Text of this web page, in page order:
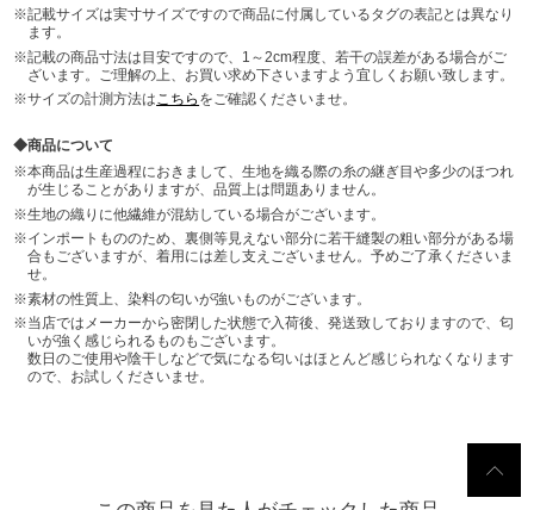
記載サイズは実寸サイズですので商品に付属しているタグの表記とは異なり
ます。
記載の商品寸法は目安ですので、1～2cm程度、若干の誤差がある場合がご
ざいます。ご理解の上、お買い求め下さいますよう宜しくお願い致します。
サイズの計測方法はこちら をご確認くださいませ。
商品について
本商品は生産過程におきまして、生地を織る際の糸の継ぎ目や多少のほつれ
が生じることがありますが、品質上は問題ありません。
生地の織りに他繊維が混紡している場合がございます。
インポートもののため、裏側等見えない部分に若干縫製の粗い部分がある場
合もございますが、着用には差し支えございません。予めご了承くださいま
せ。
素材の性質上、染料の匂いが強いものがございます。
当店ではメーカーから密閉した状態で入荷後、発送致しておりますので、匂
いが強く感じられるものもございます。
数日のご使用や陰干しなどで気になる匂いはほとんど感じられなくなります
ので、お試しくださいませ。